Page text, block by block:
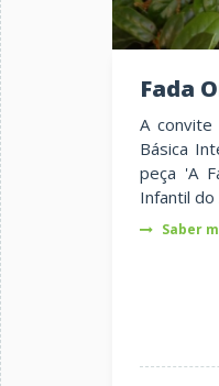
Fada
A convite
Básica
peça 'A
Infantil do
Saber